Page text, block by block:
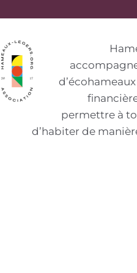
permettre à
d’habiter de